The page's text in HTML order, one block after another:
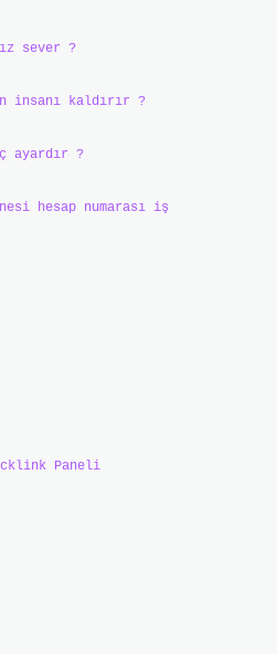
sever ?
insanı kaldırır ?
ayardır ?
hesap numarası iş